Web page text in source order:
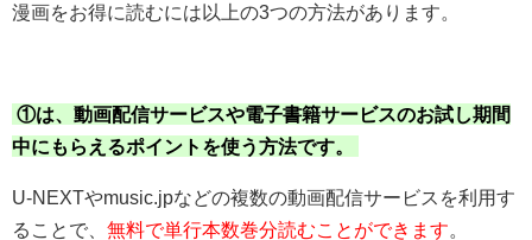
漫画をお得に読むには以上の3つの方法があります。
①は、動画配信サービスや電子書籍サービスのお試し期間
中にもらえるポイントを使う方法です。
U-NEXTやmusic.jpなどの複数の動画配信サービスを利用す
ることで、 無料で単行本数巻分読むことができます